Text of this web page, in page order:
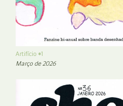
Artifício #1
Março de 2026